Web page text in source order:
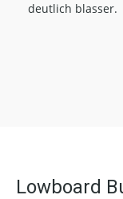
deutlich blasser.
Lowboard